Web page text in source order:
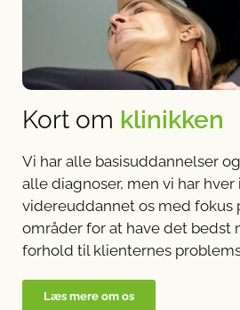
Kort om klinikken
Vi har alle basisuddannelser
alle diagnoser, men vi har
videreuddannet os med fokus
områder for at have det bedst
forhold til klienternes
Læs mere om os